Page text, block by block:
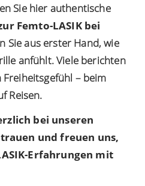
Sie hier authentische
Femto-LASIK bei
Sie aus erster Hand, wie
anfühlt. Viele berichten
– beim
Reisen.
bei unseren
und freuen uns,
Erfahrungen mit